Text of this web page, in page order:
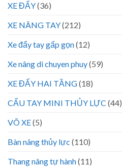
XE ĐẨY(36)
XE NÂNG TAY(212)
Xe đẩy tay gấp gọn(12)
Xe nâng di chuyen phuy(59)
XE ĐẨY HAI TẦNG(18)
CẨU TAY MINI THỦY LỰC (44)
VÕ XE(5)
Bàn nâng thủy lực (110)
Thang nâng tự hành(11)